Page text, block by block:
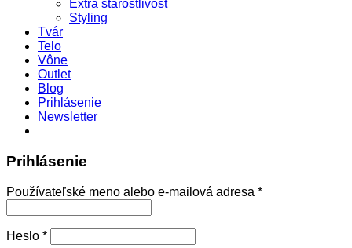
Extra starostlivosť
Styling
Tvár
Telo
Vône
Outlet
Blog
Prihlásenie
Newsletter
Prihlásenie
Používateľské meno alebo e-mailová adresa *Povinné
Heslo *Povinné